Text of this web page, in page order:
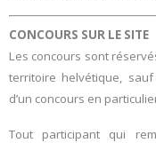
CONCOURS SUR LE SITE
Les concours sont
territoire helvétique,
d’un concours en
Tout participant qui